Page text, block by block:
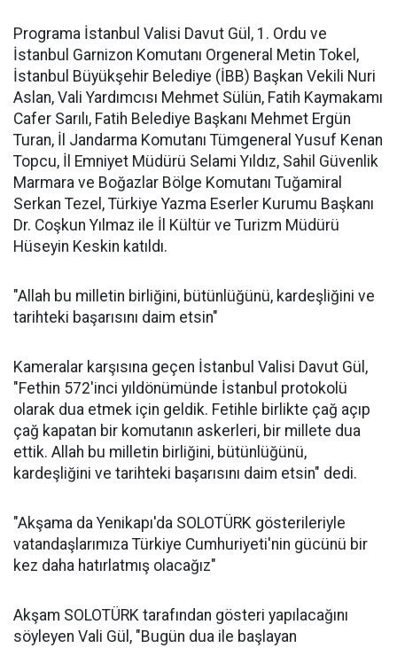
Programa İstanbul Valisi Davut Gül, 1. Ordu ve
İstanbul Garnizon Komutanı Orgeneral Metin Tokel,
İstanbul Büyükşehir Belediye (İBB) Başkan Vekili Nuri
Aslan, Vali Yardımcısı Mehmet Sülün, Fatih Kaymakamı
Cafer Sarılı, Fatih Belediye Başkanı Mehmet Ergün
Turan, İl Jandarma Komutanı Tümgeneral Yusuf Kenan
Topcu, İl Emniyet Müdürü Selami Yıldız, Sahil Güvenlik
Marmara ve Boğazlar Bölge Komutanı Tuğamiral
Serkan Tezel, Türkiye Yazma Eserler Kurumu Başkanı
Dr. Coşkun Yılmaz ile İl Kültür ve Turizm Müdürü
Hüseyin Keskin katıldı.
"Allah bu milletin birliğini, bütünlüğünü, kardeşliğini ve
tarihteki başarısını daim etsin"
Kameralar karşısına geçen İstanbul Valisi Davut Gül,
"Fethin 572'inci yıldönümünde İstanbul protokolü
olarak dua etmek için geldik. Fetihle birlikte çağ açıp
çağ kapatan bir komutanın askerleri, bir millete dua
ettik. Allah bu milletin birliğini, bütünlüğünü,
kardeşliğini ve tarihteki başarısını daim etsin" dedi.
"Akşama da Yenikapı'da SOLOTÜRK gösterileriyle
vatandaşlarımıza Türkiye Cumhuriyeti'nin gücünü bir
kez daha hatırlatmış olacağız"
Akşam SOLOTÜRK tarafından gösteri yapılacağını
söyleyen Vali Gül, "Bugün dua ile başlayan